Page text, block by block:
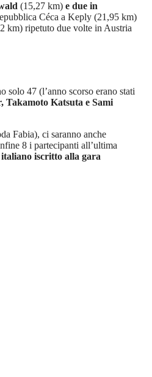
(15,27 km) e due in
Céca a Keply (21,95 km)
km) ripetuto due volte in Austria
solo 47 (l’anno scorso erano stati
Takamoto Katsuta e Sami
Fabia), ci saranno anche
8 i partecipanti all’ultima
iscritto alla gara